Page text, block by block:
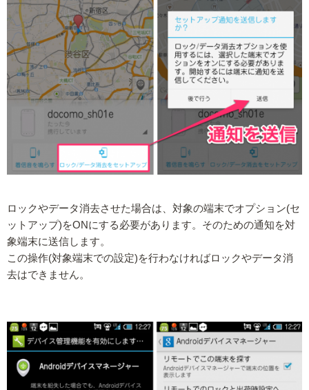
ロックやデータ消去させた場合は、対象の端末でオプション(セ
ットアップ)をONにする必要があります。そのための通知を対
象端末に送信します。
この操作(対象端末での設定)を行わなければロックやデータ消
去はできません。